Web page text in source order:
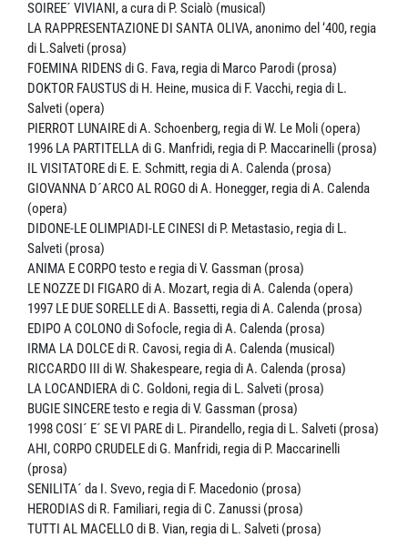
SOIREE´ VIVIANI, a cura di P. Scialò (musical)
LA RAPPRESENTAZIONE DI SANTA OLIVA, anonimo del ‘400, regia
di L.Salveti (prosa)
FOEMINA RIDENS di G. Fava, regia di Marco Parodi (prosa)
DOKTOR FAUSTUS di H. Heine, musica di F. Vacchi, regia di L.
Salveti (opera)
PIERROT LUNAIRE di A. Schoenberg, regia di W. Le Moli (opera)
1996 LA PARTITELLA di G. Manfridi, regia di P. Maccarinelli (prosa)
IL VISITATORE di E. E. Schmitt, regia di A. Calenda (prosa)
GIOVANNA D´ARCO AL ROGO di A. Honegger, regia di A. Calenda
(opera)
DIDONE-LE OLIMPIADI-LE CINESI di P. Metastasio, regia di L.
Salveti (prosa)
ANIMA E CORPO testo e regia di V. Gassman (prosa)
LE NOZZE DI FIGARO di A. Mozart, regia di A. Calenda (opera)
1997 LE DUE SORELLE di A. Bassetti, regia di A. Calenda (prosa)
EDIPO A COLONO di Sofocle, regia di A. Calenda (prosa)
IRMA LA DOLCE di R. Cavosi, regia di A. Calenda (musical)
RICCARDO III di W. Shakespeare, regia di A. Calenda (prosa)
LA LOCANDIERA di C. Goldoni, regia di L. Salveti (prosa)
BUGIE SINCERE testo e regia di V. Gassman (prosa)
1998 COSI´ E´ SE VI PARE di L. Pirandello, regia di L. Salveti (prosa)
AHI, CORPO CRUDELE di G. Manfridi, regia di P. Maccarinelli
(prosa)
SENILITA´ da I. Svevo, regia di F. Macedonio (prosa)
HERODIAS di R. Familiari, regia di C. Zanussi (prosa)
TUTTI AL MACELLO di B. Vian, regia di L. Salveti (prosa)